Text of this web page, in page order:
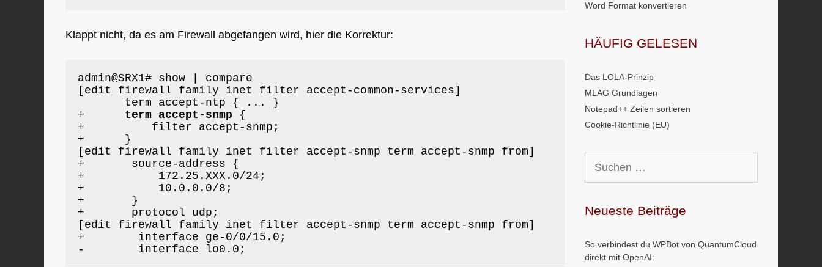
Klappt nicht, da es am Firewall abgefangen wird, hier die Korrektur:
admin@SRX1# show | compare
[edit firewall family inet filter accept-common-services]
term accept-ntp { ... }
+
term accept-snmp {
+          filter accept-snmp;
+      }
[edit firewall family inet filter accept-snmp term accept-snmp from]
+       source-address {
+           172.25.XXX.0/24;
+           10.0.0.0/8;
+       }
+       protocol udp;
[edit firewall family inet filter accept-snmp term accept-snmp from]
+        interface ge-0/0/15.0;
-        interface lo0.0;
Word Format konvertieren
HÄUFIG GELESEN
Das LOLA-Prinzip
MLAG Grundlagen
Notepad++ Zeilen sortieren
Cookie-Richtlinie (EU)
nach:
Neueste Beiträge
So verbindest du WPBot von QuantumCloud
direkt mit OpenAI: